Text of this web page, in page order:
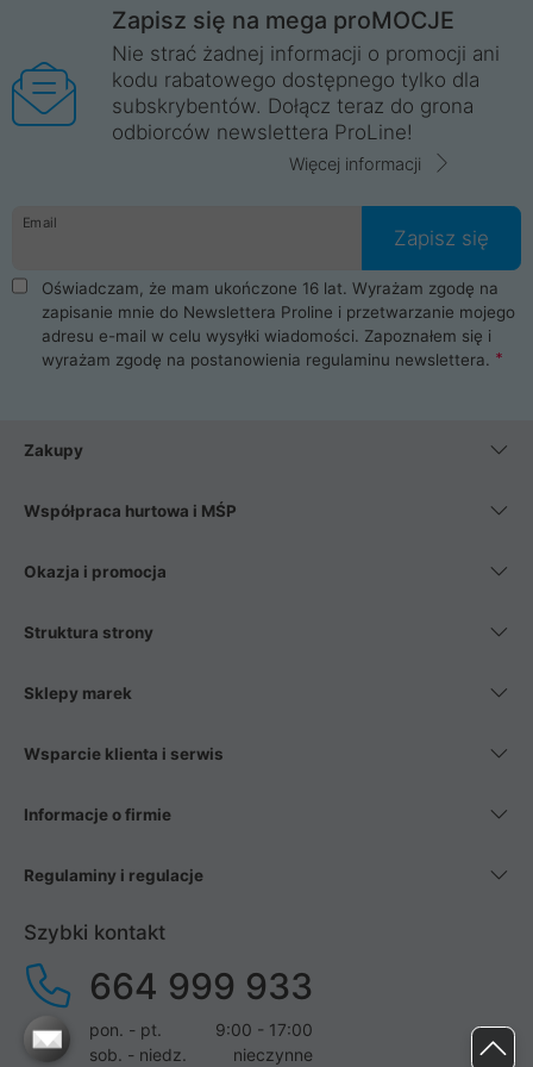
Zapisz się na mega proMOCJE
Nie strać żadnej informacji o promocji ani
kodu rabatowego dostępnego tylko dla
subskrybentów. Dołącz teraz do grona
odbiorców newslettera ProLine!
Więcej informacji
Email
Zapisz się
Oświadczam, że mam ukończone 16 lat. Wyrażam zgodę na
zapisanie mnie do Newslettera Proline i przetwarzanie mojego
adresu e-mail w celu wysyłki wiadomości. Zapoznałem się i
wyrażam zgodę na postanowienia regulaminu newslettera.
Zakupy
Współpraca hurtowa i MŚP
Okazja i promocja
Struktura strony
Sklepy marek
Wsparcie klienta i serwis
Informacje o firmie
Regulaminy i regulacje
Szybki kontakt
664 999 933
pon. - pt.
9:00 - 17:00
sob. - niedz.
nieczynne